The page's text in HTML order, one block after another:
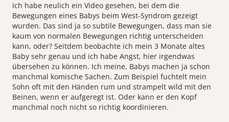
Ich habe neulich ein Video gesehen, bei dem die
Bewegungen eines Babys beim West-Syndrom gezeigt
wurden. Das sind ja so subtile Bewegungen, dass man sie
kaum von normalen Bewegungen richtig unterscheiden
kann, oder? Seitdem beobachte ich mein 3 Monate altes
Baby sehr genau und ich habe Angst, hier irgendwas
übersehen zu können. Ich meine, Babys machen ja schon
manchmal komische Sachen. Zum Beispiel fuchtelt mein
Sohn oft mit den Händen rum und strampelt wild mit den
Beinen, wenn er aufgeregt ist. Oder kann er den Kopf
manchmal noch nicht so richtig koordinieren.